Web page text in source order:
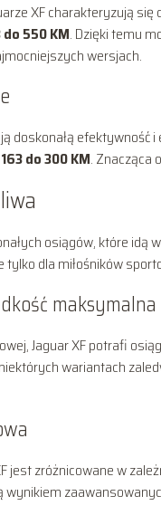
XF charakteryzują
do 550 KM. Dzięki temu
wersjach.
doskonałą efektywność
163 do 300 KM. Znacząca
osiągów, które idą
dla miłośników
maksymalna
Jaguar XF potrafi
wariantach
jest zróżnicowane w
wynikiem